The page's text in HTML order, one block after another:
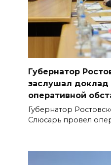
Губернатор
заслушал
оперативной
Губернатор
Слюсарь провел